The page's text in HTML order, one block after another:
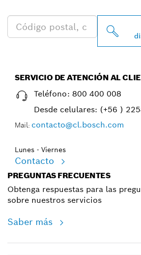
SERVICIO DE ATENCIÓN AL
Teléfono: 800 400 008
Desde celulares: (+56 )
Mail: contacto@cl.bosch.com
Lunes - Viernes
Contacto
PREGUNTAS FRECUENTES
Obtenga respuestas para las
sobre nuestros servicios
Saber más